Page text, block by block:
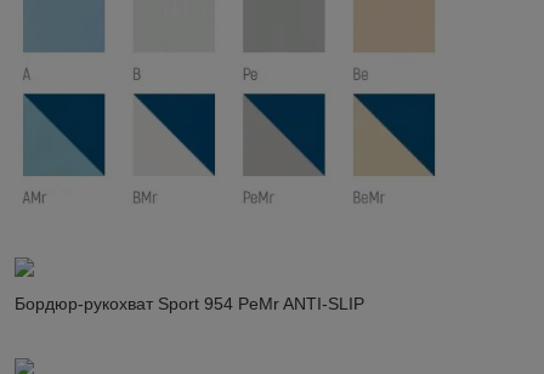
Бордюр-рукохват Sport 954 PeMr ANTI-SLIP